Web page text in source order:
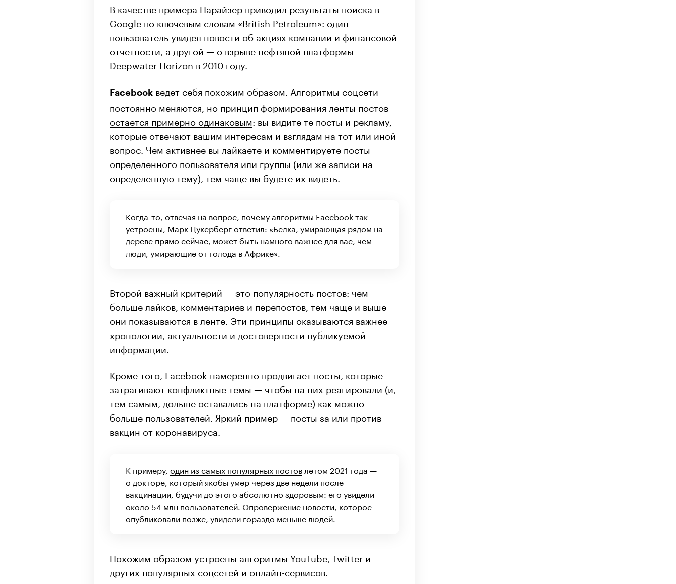
В качестве примера Парайзер приводил результаты поиска в
Google по ключевым словам «British Petroleum»: один
пользователь увидел новости об акциях компании и финансовой
отчетности, а другой — о взрыве нефтяной платформы
Deepwater Horizon в 2010 году.
Facebook ведет себя похожим образом. Алгоритмы соцсети
постоянно меняются, но принцип формирования ленты постов
остается примерно одинаковым: вы видите те посты и рекламу,
которые отвечают вашим интересам и взглядам на тот или иной
вопрос. Чем активнее вы лайкаете и комментируете посты
определенного пользователя или группы (или же записи на
определенную тему), тем чаще вы будете их видеть.
Когда-то, отвечая на вопрос, почему алгоритмы Facebook так
устроены, Марк Цукербергответил: «Белка, умирающая рядом на
дереве прямо сейчас, может быть намного важнее для вас, чем
люди, умирающие от голода в Африке».
Второй важный критерий — это популярность постов: чем
больше лайков, комментариев и перепостов, тем чаще и выше
они показываются в ленте. Эти принципы оказываются важнее
хронологии, актуальности и достоверности публикуемой
информации.
Кроме того, Facebook намеренно продвигает посты , которые
затрагивают конфликтные темы — чтобы на них реагировали (и,
тем самым, дольше оставались на платформе) как можно
больше пользователей. Яркий пример — посты за или против
вакцин от коронавируса.
К примеру, один из самых популярных постов летом 2021 года —
о докторе, который якобы умер через две недели после
вакцинации, будучи до этого абсолютно здоровым: его увидели
около 54 млн пользователей. Опровержение новости, которое
опубликовали позже, увидели гораздо меньше людей.
Похожим образом устроены алгоритмы YouTube, Twitter и
других популярных соцсетей и онлайн-сервисов.